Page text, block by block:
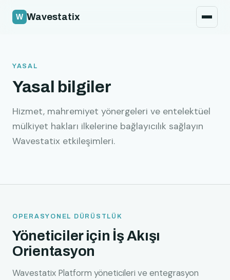
Wavestatix
Güvenlik politikası
YASAL
Yasal bilgiler
Hizmet, mahremiyet yönergeleri ve entelektüel
mülkiyet hakları ilkelerine bağlayıcılık sağlayın
Wavestatix etkileşimleri.
OPERASYONEL DÜRÜSTLÜK
Yöneticiler için İş Akışı
Orientasyon
Wavestatix Platform yöneticileri ve entegrasyon